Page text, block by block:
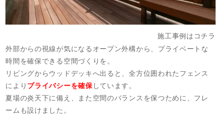
施工事例はコチラ
外部からの視線が気になるオープン外構から、プライベートな
時間を確保できる空間づくりを。
リビングからウッドデッキへ出ると、全方位囲われたフェンス
により プライバシーを確保 しています。
夏場の炎天下に備え、また空間のバランスを保つために、フレ
ームも設けました。